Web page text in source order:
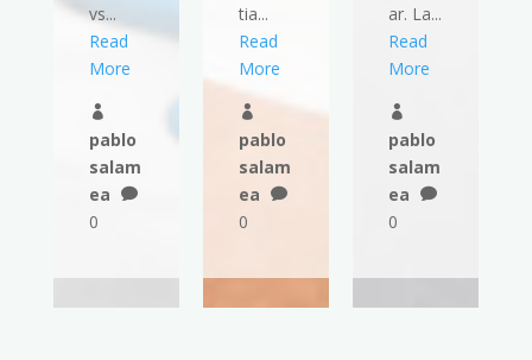
vs...
Read
More

pablo
salam
ea

0
tia...
Read
More

pablo
salam
ea

0
ar. La...
Read
More

pablo
salam
ea

0